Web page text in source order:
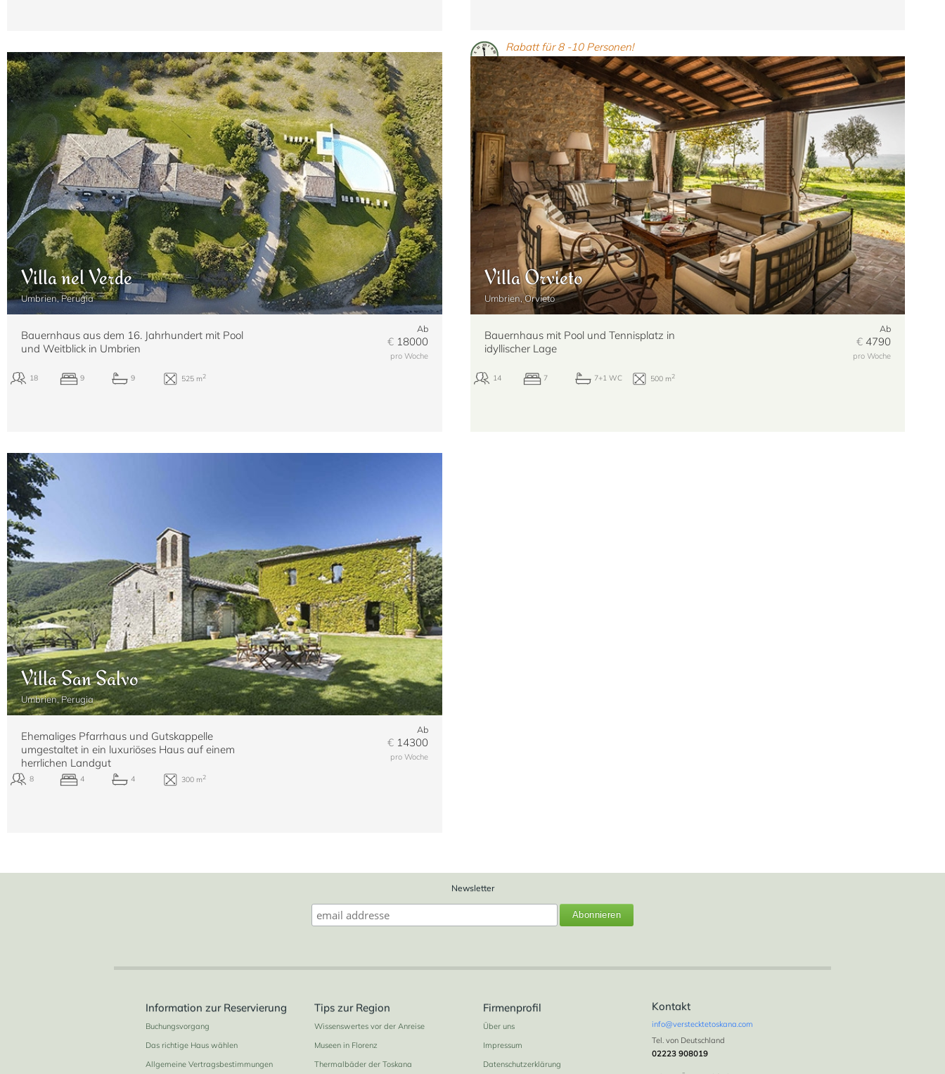
6-8 3 3 200 m 14/16
Villa nel Verde
Umbrien, Perugia
Bauernhaus aus dem 16. Jahrhundert mit Pool
und Weitblick in Umbrien
Ab
€18000
pro Woche
Rabatt für 8 -10 Personen!
Villa Orvieto
Umbrien, Orvieto
Bauernhaus mit Pool und Tennisplatz in
idyllischer Lage
Ab
€ 4790
pro Woche
Villa San Salvo
Umbrien, Perugia
Ehemaliges Pfarrhaus und Gutskappelle
umgestaltet in ein luxuriöses Haus auf einem
herrlichen Landgut
Ab
€14300
pro Woche
Newsletter
Information zur Reservierung
Buchungsvorgang
Das richtige Haus wählen
Allgemeine Vertragsbestimmungen
Tips zur Region
Wissenswertes vor der Anreise
Museen in Florenz
Thermalbäder der Toskana
Firmenprofil
Über uns
Impressum
Datenschutzerklärung
Kontakt
info@verstecktetoskana.com
Tel. von Deutschland
02223 908019